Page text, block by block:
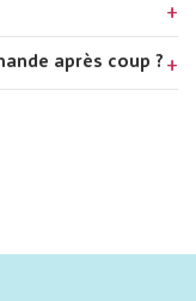
après coup ?